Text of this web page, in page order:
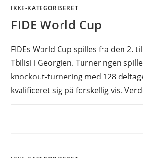
IKKE-KATEGORISERET
FIDE World Cup
FIDEs World Cup spilles fra den 2.
Tbilisi i Georgien. Turneringen
knockout-turnering med 128
kvalificeret sig på forskellig vis.